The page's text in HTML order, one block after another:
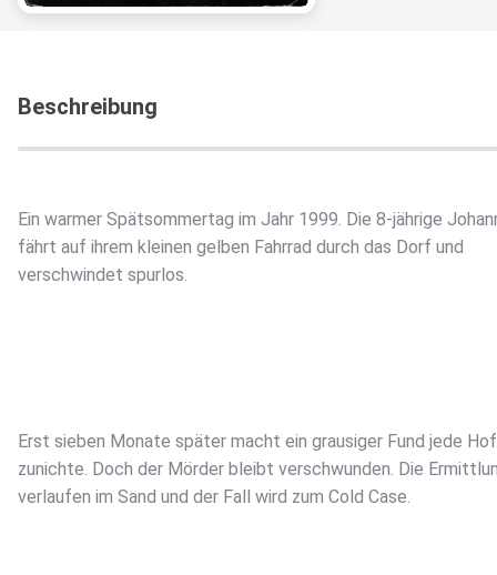
Beschreibung
Ein warmer Spätsommertag im Jahr 1999. Die 8-jährige
fährt auf ihrem kleinen gelben Fahrrad durch das Dorf und
verschwindet spurlos.
Erst sieben Monate später macht ein grausiger Fund jede
zunichte. Doch der Mörder bleibt verschwunden. Die
verlaufen im Sand und der Fall wird zum Cold Case.